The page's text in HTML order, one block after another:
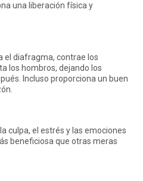
una liberación física y
el diafragma, contrae los
los hombros, dejando los
Incluso proporciona un buen
culpa, el estrés y las emociones
beneficiosa que otras meras